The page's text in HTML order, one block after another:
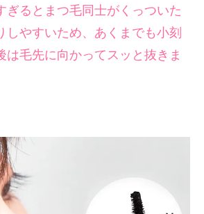
ぎるとまつ毛同士がくっついた
しやすいため、あくまでも小刻
は毛先に向かってスッと抜きま